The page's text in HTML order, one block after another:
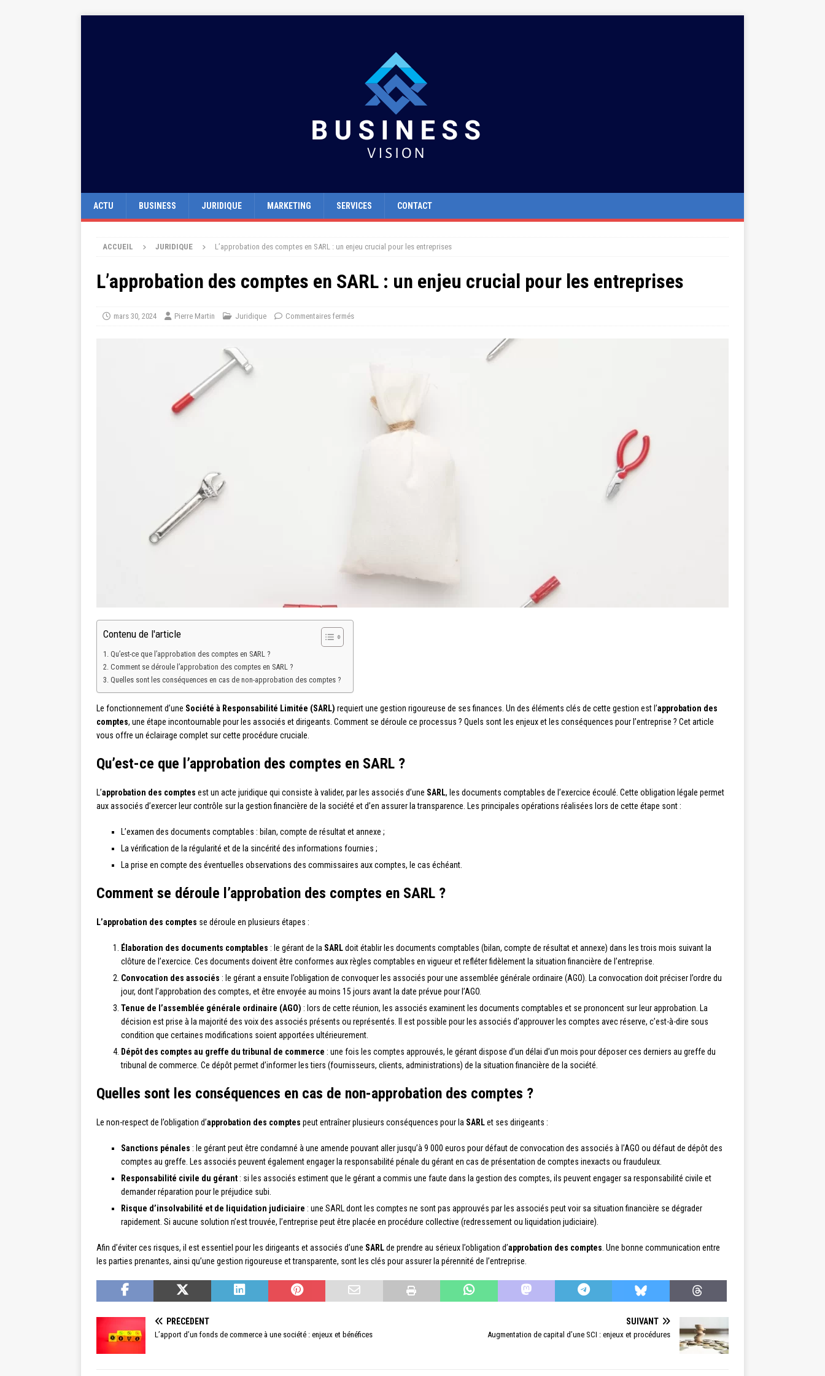
ACTU BUSINESS JURIDIQUE MARKETING SERVICES CONTACT
ACCUEIL JURIDIQUE L’approbation des comptes en SARL : un enjeu crucial pour les entreprises
L’approbation des comptes en SARL : un enjeu crucial pour les entreprises
mars 30, 2024 Pierre Martin Juridique Commentaires fermés
Contenu de l'article
Qu’est-ce que l’approbation des comptes en SARL ?
Comment se déroule l’approbation des comptes en SARL ?
Quelles sont les conséquences en cas de non-approbation des comptes ?
Le fonctionnement d’une Société à Responsabilité Limitée (SARL) requiert une gestion rigoureuse de ses finances. Un des éléments clés de cette gestion est l’approbation des
comptes, une étape incontournable pour les associés et dirigeants. Comment se déroule ce processus ? Quels sont les enjeux et les conséquences pour l’entreprise ? Cet article
vous offre un éclairage complet sur cette procédure cruciale.
Qu’est-ce que l’approbation des comptes en SARL ?
L’approbation des comptes est un acte juridique qui consiste à valider, par les associés d’une SARL, les documents comptables de l’exercice écoulé. Cette obligation légale permet
aux associés d’exercer leur contrôle sur la gestion financière de la société et d’en assurer la transparence. Les principales opérations réalisées lors de cette étape sont :
L’examen des documents comptables : bilan, compte de résultat et annexe ;
La vérification de la régularité et de la sincérité des informations fournies ;
La prise en compte des éventuelles observations des commissaires aux comptes, le cas échéant.
Comment se déroule l’approbation des comptes en SARL ?
L’approbation des comptes se déroule en plusieurs étapes :
Élaboration des documents comptables : le gérant de la SARLdoit établir les documents comptables (bilan, compte de résultat et annexe) dans les trois mois suivant la
clôture de l’exercice. Ces documents doivent être conformes aux règles comptables en vigueur et refléter fidèlement la situation financière de l’entreprise.
Convocation des associés : le gérant a ensuite l’obligation de convoquer les associés pour une assemblée générale ordinaire (AGO). La convocation doit préciser l’ordre du
jour, dont l’approbation des comptes, et être envoyée au moins 15 jours avant la date prévue pour l’AGO.
Tenue de l’assemblée générale ordinaire (AGO) : lors de cette réunion, les associés examinent les documents comptables et se prononcent sur leur approbation. La
décision est prise à la majorité des voix des associés présents ou représentés. Il est possible pour les associés d’approuver les comptes avec réserve, c’est-à-dire sous
condition que certaines modifications soient apportées ultérieurement.
Dépôt des comptes au greffe du tribunal de commerce : une fois les comptes approuvés, le gérant dispose d’un délai d’un mois pour déposer ces derniers au greffe du
tribunal de commerce. Ce dépôt permet d’informer les tiers (fournisseurs, clients, administrations) de la situation financière de la société.
Quelles sont les conséquences en cas de non-approbation des comptes ?
Le non-respect de l’obligation d’approbation des comptes peut entraîner plusieurs conséquences pour la SARLet ses dirigeants :
Sanctions pénales : le gérant peut être condamné à une amende pouvant aller jusqu’à 9 000 euros pour défaut de convocation des associés à l’AGO ou défaut de dépôt des
comptes au greffe. Les associés peuvent également engager la responsabilité pénale du gérant en cas de présentation de comptes inexacts ou frauduleux.
Responsabilité civile du gérant : si les associés estiment que le gérant a commis une faute dans la gestion des comptes, ils peuvent engager sa responsabilité civile et
demander réparation pour le préjudice subi.
Risque d’insolvabilité et de liquidation judiciaire : une SARL dont les comptes ne sont pas approuvés par les associés peut voir sa situation financière se dégrader
rapidement. Si aucune solution n’est trouvée, l’entreprise peut être placée en procédure collective (redressement ou liquidation judiciaire).
Afin d’éviter ces risques, il est essentiel pour les dirigeants et associés d’une SARLde prendre au sérieux l’obligation d’approbation des comptes . Une bonne communication entre
les parties prenantes, ainsi qu’une gestion rigoureuse et transparente, sont les clés pour assurer la pérennité de l’entreprise.
PRÉCÉDENT
L’apport d’un fonds de commerce à une société : enjeux et bénéfices
SUIVANT
Augmentation de capital d’une SCI : enjeux et procédures